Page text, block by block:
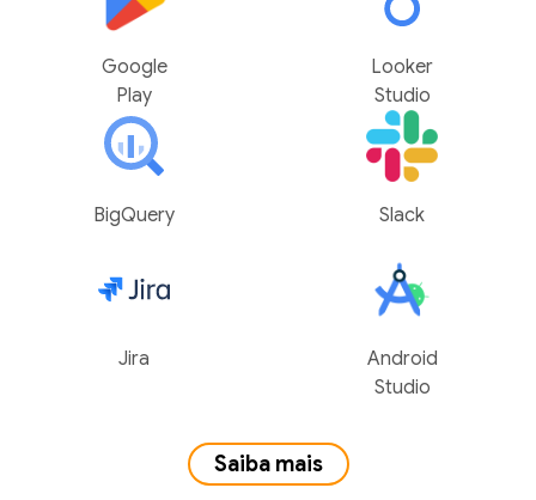
Google
Play
Looker
Studio
BigQuery Slack
Jira
Android
Studio
Saiba mais